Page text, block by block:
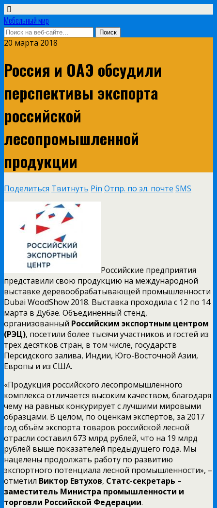
Мебельный мир
20 марта 2018
Россия и ОАЭ обсудили
перспективы экспорта
российской
лесопромышленной
продукции
Поделиться Твитнуть Pin Отпр. по эл. почте SMS
Российские предприятия
представили свою продукцию на международной
выставке деревообрабатывающей промышленности
Dubai WoodShow 2018. Выставка проходила с 12 по 14
марта в Дубае. Объединенный стенд,
организованный Российским экспортным центром
(РЭЦ), посетили более тысячи участников и гостей из
трех десятков стран, в том числе, государств
Персидского залива, Индии, Юго-Восточной Азии,
Европы и из США.
«Продукция российского лесопромышленного
комплекса отличается высоким качеством, благодаря
чему на равных конкурирует с лучшими мировыми
образцами. В целом, по оценкам экспертов, за 2017
год объём экспорта товаров российской лесной
отрасли составил 673 млрд рублей, что на 19 млрд
рублей выше показателей предыдущего года. Мы
нацелены продолжать работу по развитию
экспортного потенциала лесной промышленности», –
отметил Виктор Евтухов, Статс-секретарь –
заместитель Министра промышленности и
торговли Российской Федерации.